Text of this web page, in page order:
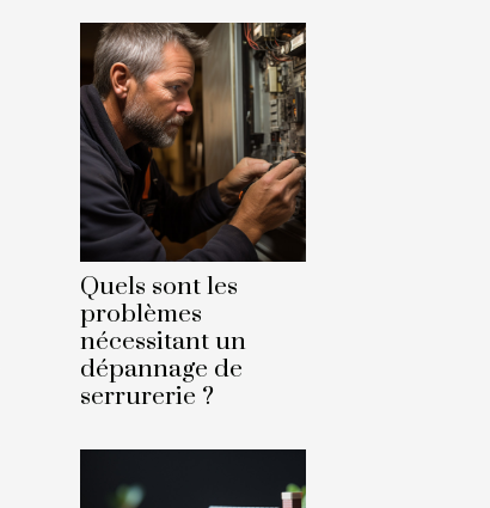
Quels sont les
problèmes
nécessitant un
dépannage de
serrurerie ?